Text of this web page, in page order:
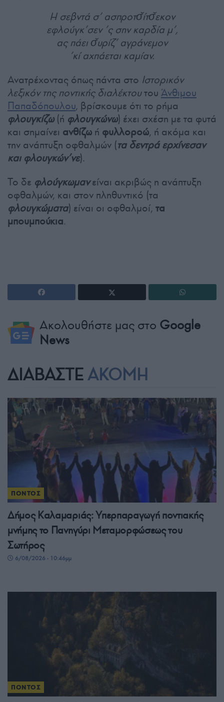
Η σεβντά σ’ ασπροτσ̌ίτσ̌εκον
εφλούγκ’σεν ’ς σην καρδία μ’,
ας πάει σ̌υρίζ’ αγράνεμον
’κί αχπάεται καμίαν.
Ανατρέχοντας όπως πάντα στο Ιστορικόν
λεξικόν της ποντικής διαλέκτουτου Άνθιμου
Παπαδόπουλου, βρίσκουμε ότι το ρήμα
φλουγκίζω(ή φλουγκώνω) έχει σχέση με τα φυτά
και σημαίνει ανθίζω ή φυλλοροώ, ή ακόμα και
την ανάπτυξη οφθαλμών (τα δεντρά ερχίνεσαν
και φλουγκών’νε).
Το δε φλούγκωμανείναι ακριβώς η ανάπτυξη
οφθαλμών, και στον πληθυντικό (τα
φλουγκώματα) είναι οι οφθαλμοί, τα
μπουμπούκια.
Ακολουθήστε μας στο Google
News
ΔΙΑΒΑΣΤΕ ΑΚΟΜΗ
ΠΟΝΤΟΣ
Δήμος Καλαμαριάς: Υπερπαραγωγή ποντιακής
μνήμης το Πανηγύρι Μεταμορφώσεως του
Σωτήρος
6/08/2026 - 10:46μμ
ΠΟΝΤΟΣ